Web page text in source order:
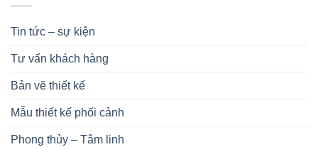
Tin tức – sự kiện
Tư vấn khách hàng
Bản vẽ thiết kế
Mẫu thiết kế phối cảnh
Phong thủy – Tâm linh